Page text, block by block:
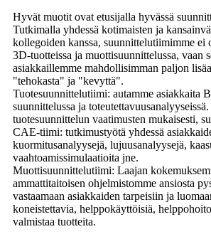
Hyvät muotit ovat etusijalla hyvässä
Tutkimalla yhdessä kotimaisten ja
kollegoiden kanssa, suunnittelutiimimme ei
3D-tuotteissa ja muottisuunnittelussa, vaan
asiakkaillemme mahdollisimman paljon
"tehokasta" ja "kevyttä".
Tuotesuunnittelutiimi: autamme asiakkaita
suunnittelussa ja
tuotesuunnittelun vaatimusten mukaisesti,
CAE-tiimi: tutkimustyötä yhdessä
kuormitusanalyysejä, lujuusanalyysejä,
vaahtoamissimulaatioita jne.
Muottisuunnittelutiimi: Laajan
ammattitaitoisen ohjelmistomme ansiosta
vastaamaan asiakkaiden tarpeisiin ja
koneistettavia, helppokäyttöisiä,
valmistaa tuotteita.